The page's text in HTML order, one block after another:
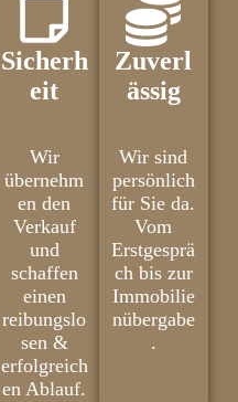
Sicherh
eit
Wir
übernehm
en den
Verkauf
und
schaffen
einen
reibungslo
sen &
erfolgreich
en Ablauf.
Zuverl
ässig
Wir sind
persönlich
für Sie da.
Vom
Erstgesprä
ch bis zur
Immobilie
nübergabe
.